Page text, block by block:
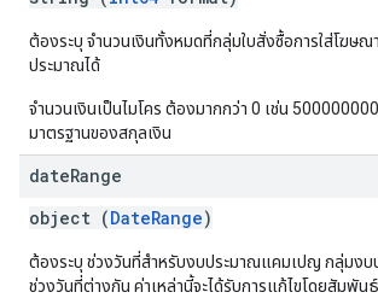
ต้องระบุ จำนวนเงินทั้งหมดที่กลุ่มใบสั่งซื้อการใส่โฆษ
ประมาณได้
จำนวนเงินเป็นไมโคร ต้องมากกว่า 0 เช่น
มาตรฐานของสกุลเงิน
dateRange
object (DateRange)
ต้องระบุ ช่วงวันที่สำหรับงบประมาณแคมเปญ กลุ่มง
ช่วงวันที่ต่างกัน ค่าเหล่านี้จะได้รับการแก้ไขโดยสัมพัน